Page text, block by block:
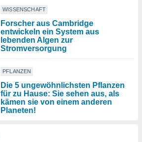
WISSENSCHAFT
Forscher aus Cambridge
entwickeln ein System aus
lebenden Algen zur
Stromversorgung
PFLANZEN
Die 5 ungewöhnlichsten Pflanzen
für zu Hause: Sie sehen aus, als
kämen sie von einem anderen
Planeten!